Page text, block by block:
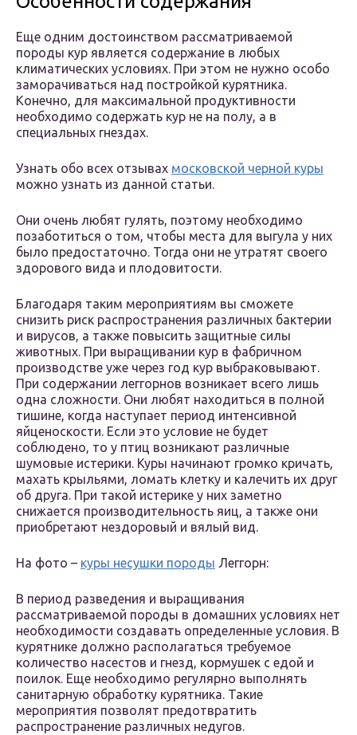
Еще одним достоинством рассматриваемой
породы кур является содержание в любых
климатических условиях. При этом не нужно особо
заморачиваться над постройкой курятника.
Конечно, для максимальной продуктивности
необходимо содержать кур не на полу, а в
специальных гнездах.
Узнать обо всех отзывах московской черной куры
можно узнать из данной статьи.
Они очень любят гулять, поэтому необходимо
позаботиться о том, чтобы места для выгула у них
было предостаточно. Тогда они не утратят своего
здорового вида и плодовитости.
Благодаря таким мероприятиям вы сможете
снизить риск распространения различных бактерии
и вирусов, а также повысить защитные силы
животных. При выращивании кур в фабричном
производстве уже через год кур выбраковывают.
При содержании леггорнов возникает всего лишь
одна сложности. Они любят находиться в полной
тишине, когда наступает период интенсивной
яйценоскости. Если это условие не будет
соблюдено, то у птиц возникают различные
шумовые истерики. Куры начинают громко кричать,
махать крыльями, ломать клетку и калечить их друг
об друга. При такой истерике у них заметно
снижается производительность яиц, а также они
приобретают нездоровый и вялый вид.
На фото – куры несушки породы Леггорн:
В период разведения и выращивания
рассматриваемой породы в домашних условиях нет
необходимости создавать определенные условия. В
курятнике должно располагаться требуемое
количество насестов и гнезд, кормушек с едой и
поилок. Еще необходимо регулярно выполнять
санитарную обработку курятника. Такие
мероприятия позволят предотвратить
распространение различных недугов.